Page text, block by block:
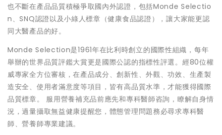
也不斷在產品品質積極爭取國內外認證，包括Monde Selectio
n、SNQ認證以及小綠人標章（健康食品認證），讓大家能更認
同大醫產品的好。
Monde Selection是1961年在比利時創立的國際性組織，每年
舉辦的世界品質評鑑大賞更是國際公認的指標性評選。經80位權
威專家全方位審核，在產品成分、創新性、外觀、功效、生產製
造安全、使用者滿意度等項目，皆有高品質水準，才能獲得國際
品質標章。 服用營養補充品前應先和專科醫師咨詢，瞭解自身情
況，過量攝取無益健康提醒您，體態管理問題務必尋求專科醫
師、營養師專業建議。